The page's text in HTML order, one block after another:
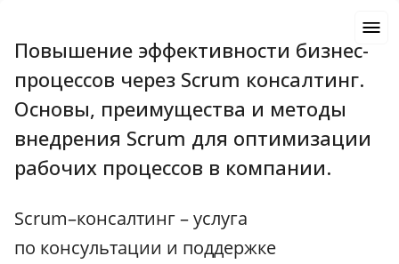
Повышение эффективности бизнес-
процессов через Scrum консалтинг.
Основы, преимущества и методы
внедрения Scrum для оптимизации
рабочих процессов в компании.
Scrum–консалтинг – услуга
по консультации и поддержке